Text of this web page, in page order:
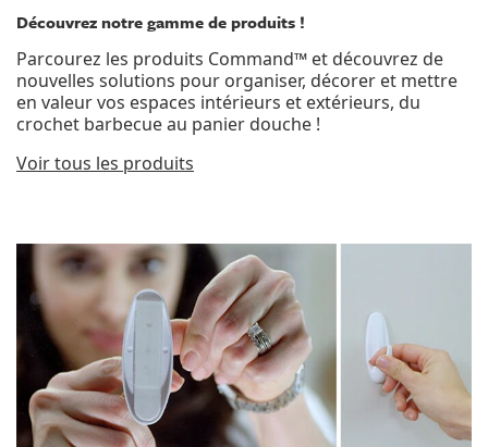
Découvrez notre gamme de produits !
Parcourez les produits Command™ et découvrez de
nouvelles solutions pour organiser, décorer et mettre
en valeur vos espaces intérieurs et extérieurs, du
crochet barbecue au panier douche !
Voir tous les produits